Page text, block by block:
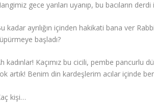
gece yarıları uyanıp, bu bacıların
kadar ayrılığın içinden hakikati bana ver
başladı?
kadınlar! Kaçımız bu cicili, pembe pancurlu
artık! Benim din kardeşlerim acılar içinde
kişi…